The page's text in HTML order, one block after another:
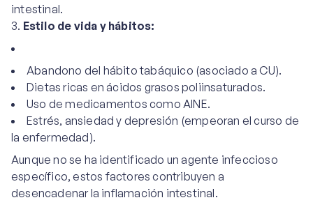
intestinal.
Estilo de vida y hábitos:
Abandono del hábito tabáquico (asociado a CU).
Dietas ricas en ácidos grasos poliinsaturados.
Uso de medicamentos como AINE.
Estrés, ansiedad y depresión (empeoran el curso de
la enfermedad).
Aunque no se ha identificado un agente infeccioso
específico, estos factores contribuyen a
desencadenar la inflamación intestinal.